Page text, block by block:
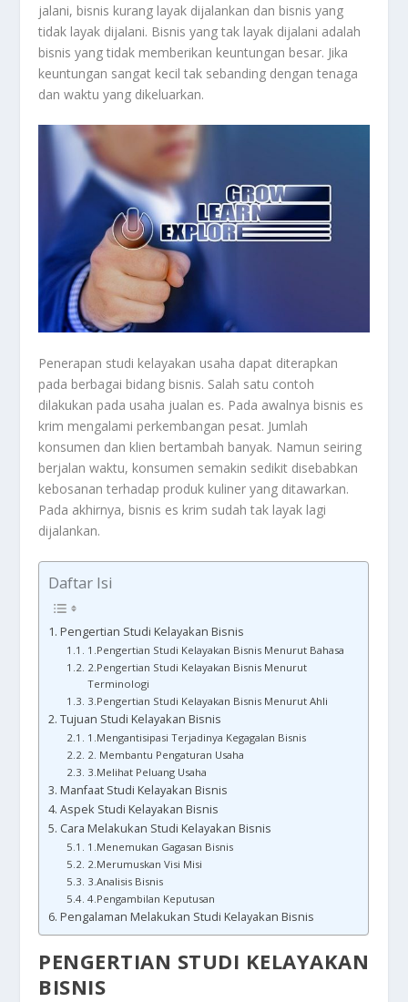
jalani, bisnis kurang layak dijalankan dan bisnis yang
tidak layak dijalani. Bisnis yang tak layak dijalani adalah
bisnis yang tidak memberikan keuntungan besar. Jika
keuntungan sangat kecil tak sebanding dengan tenaga
dan waktu yang dikeluarkan.
Penerapan studi kelayakan usaha dapat diterapkan
pada berbagai bidang bisnis. Salah satu contoh
dilakukan pada usaha jualan es. Pada awalnya bisnis es
krim mengalami perkembangan pesat. Jumlah
konsumen dan klien bertambah banyak. Namun seiring
berjalan waktu, konsumen semakin sedikit disebabkan
kebosanan terhadap produk kuliner yang ditawarkan.
Pada akhirnya, bisnis es krim sudah tak layak lagi
dijalankan.
Daftar Isi
Pengertian Studi Kelayakan Bisnis
1.Pengertian Studi Kelayakan Bisnis Menurut Bahasa
2.Pengertian Studi Kelayakan Bisnis Menurut
Terminologi
3.Pengertian Studi Kelayakan Bisnis Menurut Ahli
Tujuan Studi Kelayakan Bisnis
1.Mengantisipasi Terjadinya Kegagalan Bisnis
2. Membantu Pengaturan Usaha
3.Melihat Peluang Usaha
Manfaat Studi Kelayakan Bisnis
Aspek Studi Kelayakan Bisnis
Cara Melakukan Studi Kelayakan Bisnis
1.Menemukan Gagasan Bisnis
2.Merumuskan Visi Misi
3.Analisis Bisnis
4.Pengambilan Keputusan
Pengalaman Melakukan Studi Kelayakan Bisnis
PENGERTIAN STUDI KELAYAKAN
BISNIS